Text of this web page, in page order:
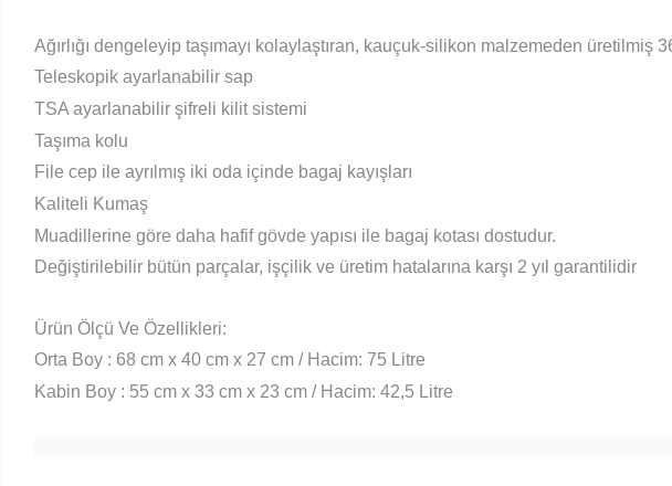
Ağırlığı dengeleyip taşımayı kolaylaştıran, kauçuk-silikon malzemeden
Teleskopik ayarlanabilir sap
TSA ayarlanabilir şifreli kilit sistemi
Taşıma kolu
File cep ile ayrılmış iki oda içinde bagaj kayışları
Kaliteli Kumaş
Muadillerine göre daha hafif gövde yapısı ile bagaj kotası dostudur.
Değiştirilebilir bütün parçalar, işçilik ve üretim hatalarına karşı 2 yıl garantilidir
Ürün Ölçü Ve Özellikleri:
Orta Boy : 68 cm x 40 cm x 27 cm / Hacim: 75 Litre
Kabin Boy : 55 cm x 33 cm x 23 cm / Hacim: 42,5 Litre